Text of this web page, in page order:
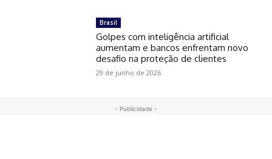
Brasil
Golpes com inteligência artificial
aumentam e bancos enfrentam novo
desafio na proteção de clientes
29 de junho de 2026
- Publicidade -